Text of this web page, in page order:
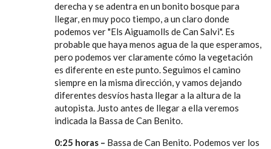
derecha y se adentra en un bonito bosque para
llegar, en muy poco tiempo, a un claro donde
podemos ver "Els Aiguamolls de Can Salvi". Es
probable que haya menos agua de la que esperamos,
pero podemos ver claramente cómo la vegetación
es diferente en este punto. Seguimos el camino
siempre en la misma dirección, y vamos dejando
diferentes desvíos hasta llegar a la altura de la
autopista. Justo antes de llegar a ella veremos
indicada la Bassa de Can Benito.
0:25 horas – Bassa de Can Benito. Podemos ver los